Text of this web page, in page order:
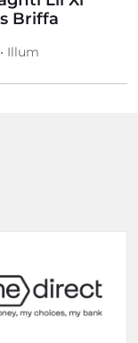
Briffa
Illum